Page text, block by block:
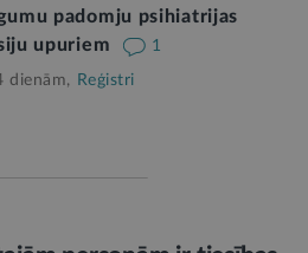
padomju psihiatrijas
upuriem
1
dienām, Reģistri